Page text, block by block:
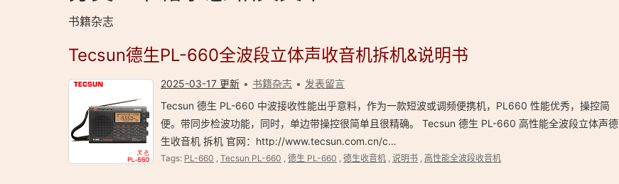
书籍杂志
Tecsun德生PL-660全波段立体声收音机拆机&说明书
2025-03-17 更新 书籍杂志
发表留言
Tecsun 德生 PL-660 中波接收性能出乎意料，作为一款短波或调频便携机，PL660 性能优秀，操控简
便。带同步检波功能，同时，单边带操控很简单且很精确。 Tecsun 德生 PL-660 高性能全波段立体声德
生收音机 拆机 官网：http://www.tecsun.com.cn/c…
Tags: PL-660 , Tecsun PL-660 , 德生 PL-660 , 德生收音机 , 说明书 , 高性能全波段收音机